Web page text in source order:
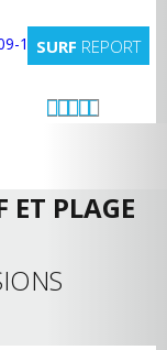
SURF REPORT
ET PLAGE